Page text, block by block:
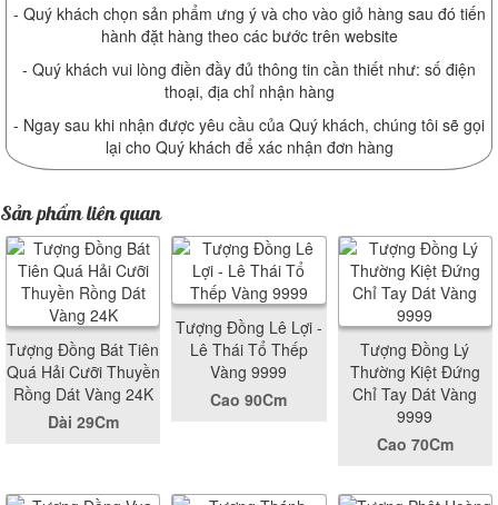
- Quý khách chọn sản phẩm ưng ý và cho vào giỏ hàng sau đó tiến
hành đặt hàng theo các bước trên website
- Quý khách vui lòng điền đầy đủ thông tin cần thiết như: số điện
thoại, địa chỉ nhận hàng
- Ngay sau khi nhận được yêu cầu của Quý khách, chúng tôi sẽ gọi
lại cho Quý khách để xác nhận đơn hàng
Sản phẩm liên quan
Tượng Đồng Bát Tiên
Quá Hải Cưỡi Thuyền
Rồng Dát Vàng 24K
Dài 29Cm
Tượng Đồng Lê Lợi -
Lê Thái Tổ Thếp
Vàng 9999
Cao 90Cm
Tượng Đồng Lý
Thường Kiệt Đứng
Chỉ Tay Dát Vàng
9999
Cao 70Cm